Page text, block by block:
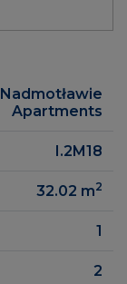
Nadmotławie
Apartments
I.2M18
32.02 m2
1
2